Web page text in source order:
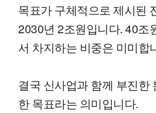
목표가 구체적으로 제시된
2030년 2조원입니다. 40조
서 차지하는 비중은 미미합
결국 신사업과 함께 부진한
한 목표라는 의미입니다.